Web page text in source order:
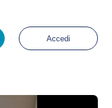
Accedi